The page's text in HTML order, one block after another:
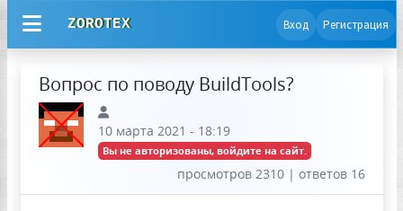
ZOROTEX Вход Регистрация
Вопрос по поводу BuildTools?
10 марта 2021 - 18:19
Вы не авторизованы, войдите на сайт.
просмотров 2310 | ответов 16